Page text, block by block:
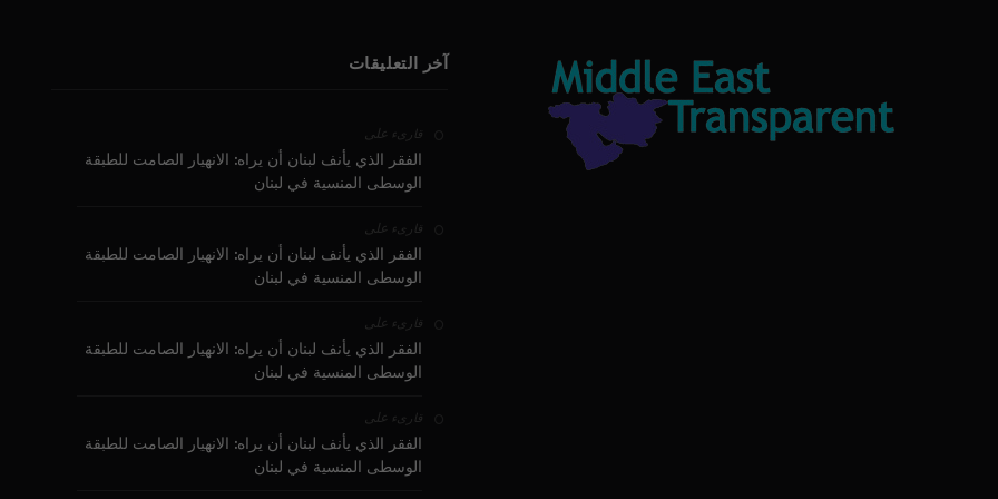
آخر التعليقات
قارىء على
الفقر الذي يأنف لبنان أن يراه: الانهيار الصامت للطبقة
الوسطى المنسية في لبنان
قارىء على
الفقر الذي يأنف لبنان أن يراه: الانهيار الصامت للطبقة
الوسطى المنسية في لبنان
قارىء على
الفقر الذي يأنف لبنان أن يراه: الانهيار الصامت للطبقة
الوسطى المنسية في لبنان
قارىء على
الفقر الذي يأنف لبنان أن يراه: الانهيار الصامت للطبقة
الوسطى المنسية في لبنان